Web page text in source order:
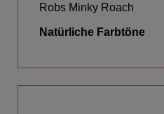
Robs Minky Roach
Natürliche Farbtöne